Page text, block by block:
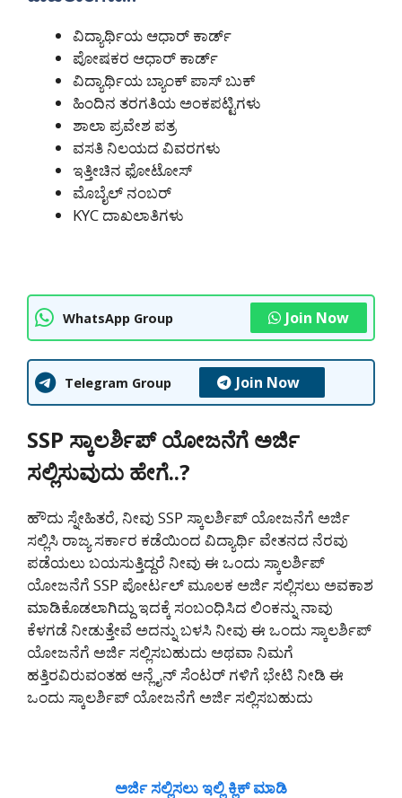
ವಿದ್ಯಾರ್ಥಿಯ ಆಧಾರ್ ಕಾರ್ಡ್
ಪೋಷಕರ ಆಧಾರ್ ಕಾರ್ಡ್
ವಿದ್ಯಾರ್ಥಿಯ ಬ್ಯಾಂಕ್ ಪಾಸ್ ಬುಕ್
ಹಿಂದಿನ ತರಗತಿಯ ಅಂಕಪಟ್ಟಿಗಳು
ಶಾಲಾ ಪ್ರವೇಶ ಪತ್ರ
ವಸತಿ ನಿಲಯದ ವಿವರಗಳು
ಇತ್ತೀಚಿನ ಫೋಟೋಸ್
ಮೊಬೈಲ್ ನಂಬರ್
KYC ದಾಖಲಾತಿಗಳು
WhatsApp Group Join Now
Telegram Group Join Now
SSP ಸ್ಕಾಲರ್ಶಿಪ್ ಯೋಜನೆಗೆ ಅರ್ಜಿ
ಸಲ್ಲಿಸುವುದು ಹೇಗೆ..?
ಹೌದು ಸ್ನೇಹಿತರೆ, ನೀವು SSP ಸ್ಕಾಲರ್ಶಿಪ್ ಯೋಜನೆಗೆ ಅರ್ಜಿ
ಸಲ್ಲಿಸಿ ರಾಜ್ಯ ಸರ್ಕಾರ ಕಡೆಯಿಂದ ವಿದ್ಯಾರ್ಥಿ ವೇತನದ ನೆರವು
ಪಡೆಯಲು ಬಯಸುತ್ತಿದ್ದರೆ ನೀವು ಈ ಒಂದು ಸ್ಕಾಲರ್ಶಿಪ್
ಯೋಜನೆಗೆ SSP ಪೋರ್ಟಲ್ ಮೂಲಕ ಅರ್ಜಿ ಸಲ್ಲಿಸಲು ಅವಕಾಶ
ಮಾಡಿಕೊಡಲಾಗಿದ್ದು ಇದಕ್ಕೆ ಸಂಬಂಧಿಸಿದ ಲಿಂಕನ್ನು ನಾವು
ಕೆಳಗಡೆ ನೀಡುತ್ತೇವೆ ಅದನ್ನು ಬಳಸಿ ನೀವು ಈ ಒಂದು ಸ್ಕಾಲರ್ಶಿಪ್
ಯೋಜನೆಗೆ ಅರ್ಜಿ ಸಲ್ಲಿಸಬಹುದು ಅಥವಾ ನಿಮಗೆ
ಹತ್ತಿರವಿರುವಂತಹ ಆನ್ಲೈನ್ ಸೆಂಟರ್ ಗಳಿಗೆ ಭೇಟಿ ನೀಡಿ ಈ
ಒಂದು ಸ್ಕಾಲರ್ಶಿಪ್ ಯೋಜನೆಗೆ ಅರ್ಜಿ ಸಲ್ಲಿಸಬಹುದು
ಅರ್ಜಿ ಸಲ್ಲಿಸಲು ಇಲ್ಲಿ ಕ್ಲಿಕ್ ಮಾಡಿ